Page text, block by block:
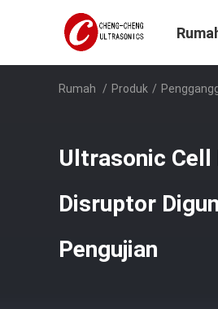
Rumah / Produk /
Ultrasonic
Disruptor
Pengujian